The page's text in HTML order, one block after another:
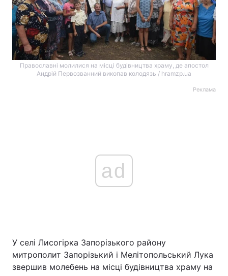
Головна Війна
Православні молилися на місці будівництва храму, де апостол
Андрій Первозванний викопав колодязь / hramzp.ua
Реклама
ad
У селі Лисогірка Запорізького району
митрополит Запорізький і Мелітопольський Лука
звершив молебень на місці будівництва храму на